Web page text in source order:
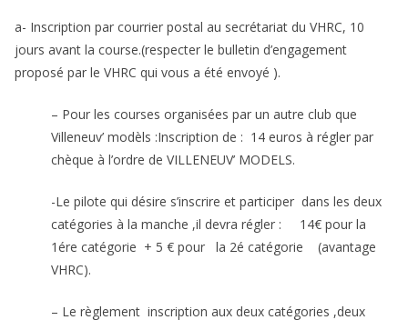
a- Inscription par courrier postal au secrétariat du VHRC, 10
jours avant la course.(respecter le bulletin d’engagement
proposé par le VHRC qui vous a été envoyé ).
– Pour les courses organisées par un autre club que
Villeneuv’ modèls :Inscription de : 14 euros à régler par
chèque à l’ordre de VILLENEUV’ MODELS.
-Le pilote qui désire s’inscrire et participer dans les deux
catégories à la manche ,il devra régler : 14€ pour la
1ére catégorie + 5 € pour la 2é catégorie (avantage
VHRC).
– Le règlement inscription aux deux catégories ,deux